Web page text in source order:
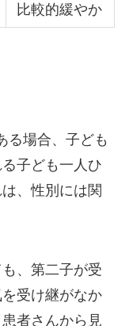
比較的緩やか
る場合、子ども
子ども一人ひ
、性別には関
、第二子が受
受け継がなか
者さんから見